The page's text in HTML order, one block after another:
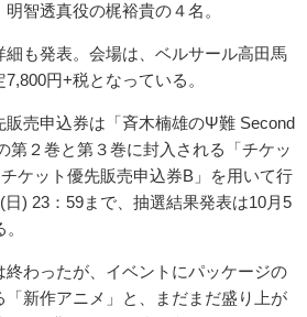
智透真役の梶裕貴の４名。
も発表。会場は、ベルサール高田馬
円+税となっている。
売申込券は「斉木楠雄のΨ難 Second
第２巻と第３巻に封入される「チケッ
ケット優先販売申込券B」を用いて行
) 23：59まで、抽選結果発表は10月5
わったが、イベントにパッケージの
新作アニメ」と、まだまだ盛り上が